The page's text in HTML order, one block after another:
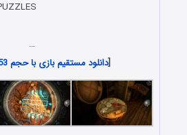
…
[دانلود مستقیم بازی با حجم 1.53 گیگابایت